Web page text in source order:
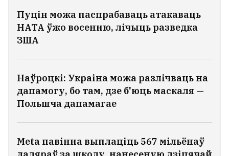
Пуцін можа паспрабаваць атакаваць
НАТА ўжо восенню, лічыць разведка
ЗША
Наўроцкі: Украіна можа разлічваць на
дапамогу, бо там, дзе б'юць маскаля —
Польшча дапамагае
Meta павінна выплаціць 567 мільёнаў